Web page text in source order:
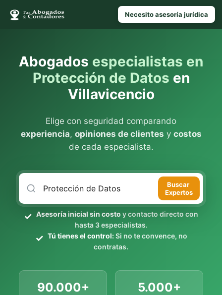
Necesito asesoría jurídica
Abogados especialistas en
Protección de Datos en
Villavicencio
Elige con seguridad comparando
experiencia, opiniones de clientes y costos
de cada especialista.
Buscar
Expertos
Asesoría inicial sin costo y contacto directo con
hasta 3 especialistas.
Tú tienes el control:Si no te convence, no
contratas.
90.000+ 5.000+